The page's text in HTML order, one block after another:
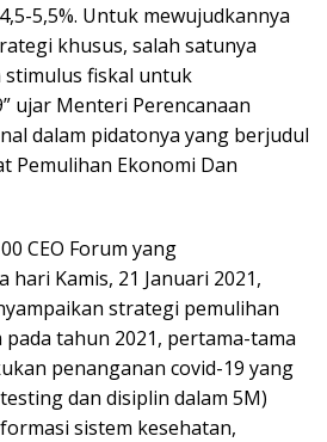
5,5%. Untuk mewujudkannya
khusus, salah satunya
fiskal untuk
ujar Menteri Perencanaan
dalam pidatonya yang berjudul
Pemulihan Ekonomi Dan
CEO Forum yang
hari Kamis, 21 Januari 2021,
strategi pemulihan
tahun 2021, pertama-tama
penanganan covid-19 yang
dan disiplin dalam 5M)
sistem kesehatan,